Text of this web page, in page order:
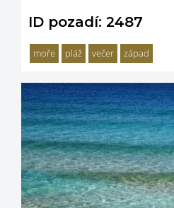
ID pozadí: 2487
moře pláž večer západ